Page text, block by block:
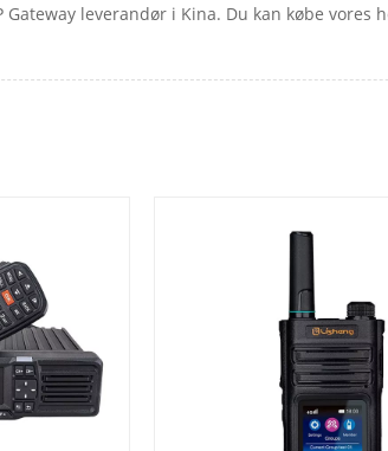
leverandør i Kina. Du kan købe